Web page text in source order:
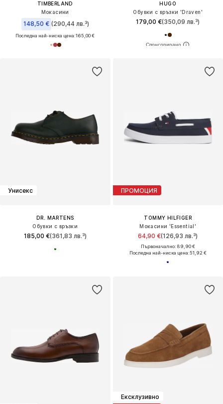
TIMBERLAND
Мокасини
148,50 € (290,44 лв.³)
Последна най-ниска цена:165,00 €
HUGO
Обувки с връзки 'Draven'
179,00 €(350,09 лв.³)
Унисекс
DR. MARTENS
Обувки с връзки
185,00 €(361,83 лв.³)
ПРОМОЦИЯ
TOMMY HILFIGER
Мокасини 'Essential'
64,90 €(126,93 лв.³)
Първоначално: 89,90 €
Последна най-ниска цена:51,92 €
Ексклузивно